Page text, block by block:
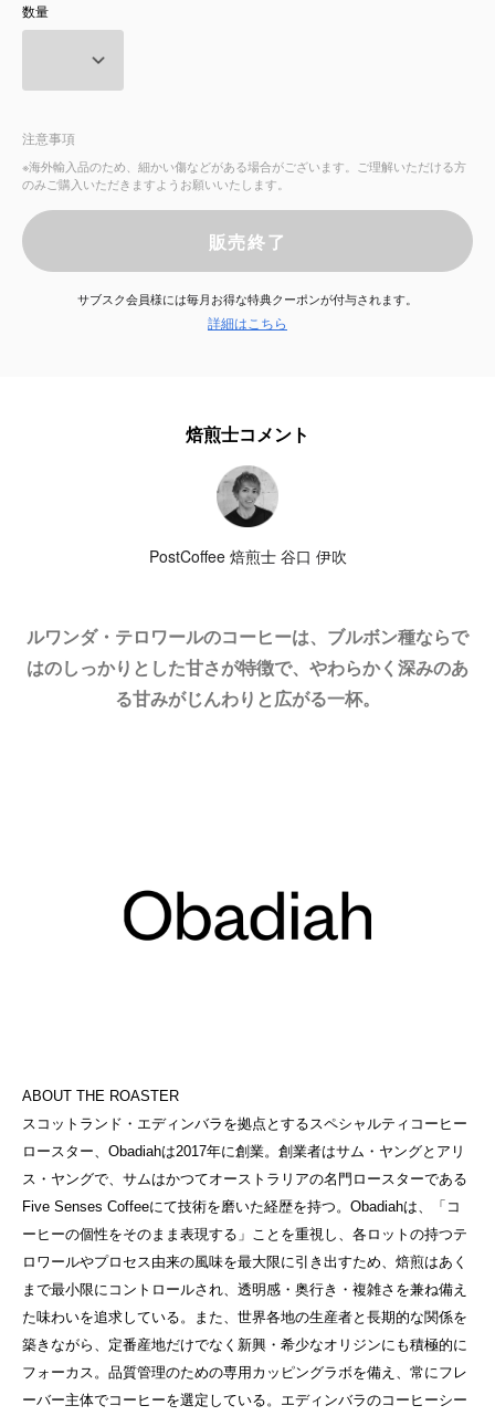
お知らせ
よくある質問
店舗情報
数量
注意事項
※海外輸入品のため、細かい傷などがある場合がございます。ご理解いただける方
のみご購入いただきますようお願いいたします。
販売終了
サブスク会員様には毎月お得な特典クーポンが付与されます。
詳細はこちら
焙煎士コメント
PostCoffee 焙煎士 谷口 伊吹
ルワンダ・テロワールのコーヒーは、ブルボン種ならで
はのしっかりとした甘さが特徴で、やわらかく深みのあ
る甘みがじんわりと広がる一杯。
ABOUT THE ROASTER
スコットランド・エディンバラを拠点とするスペシャルティコーヒー
ロースター、Obadiahは2017年に創業。創業者はサム・ヤングとアリ
ス・ヤングで、サムはかつてオーストラリアの名門ロースターである
Five Senses Coffeeにて技術を磨いた経歴を持つ。Obadiahは、「コ
ーヒーの個性をそのまま表現する」ことを重視し、各ロットの持つテ
ロワールやプロセス由来の風味を最大限に引き出すため、焙煎はあく
まで最小限にコントロールされ、透明感・奥行き・複雑さを兼ね備え
た味わいを追求している。また、世界各地の生産者と長期的な関係を
築きながら、定番産地だけでなく新興・希少なオリジンにも積極的に
フォーカス。品質管理のための専用カッピングラボを備え、常にフレ
ーバー主体でコーヒーを選定している。エディンバラのコーヒーシー